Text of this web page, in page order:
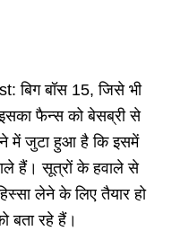
बिग बॉस 15, जिसे भी
फैन्स को बेसब्री से
में जुटा हुआ है कि इसमें
हैं। सूत्रों के हवाले से
लेने के लिए तैयार हो
बता रहे हैं।